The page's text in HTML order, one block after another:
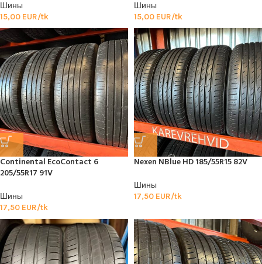
Шины
15,00 EUR/tk
Шины
15,00 EUR/tk
Continental EcoContact 6
205/55R17 91V
Шины
17,50 EUR/tk
Nexen NBlue HD 185/55R15 82V
Шины
17,50 EUR/tk